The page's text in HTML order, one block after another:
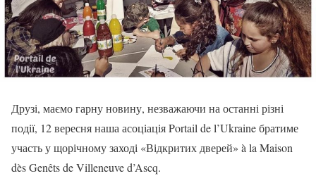
Друзі, маємо гарну новину, незважаючи на останні різні
події, 12 вересня наша асоціація Portail de l’Ukraine братиме
участь у щорічному заході «Відкритих дверей» à la Maison
dès Genêts de Villeneuve d’Ascq.